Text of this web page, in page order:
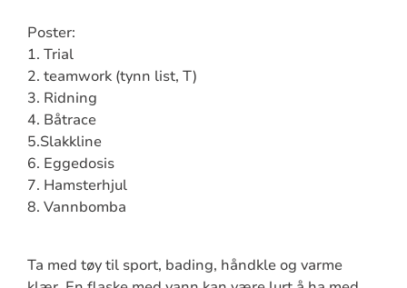
Poster:
1. Trial
2. teamwork (tynn list, T)
3. Ridning
4. Båtrace
5.Slakkline
6. Eggedosis
7. Hamsterhjul
8. Vannbomba
Ta med tøy til sport, bading, håndkle og varme